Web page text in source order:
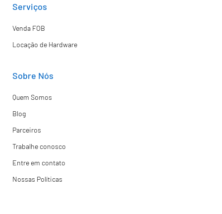
Serviços
Venda FOB
Locação de Hardware
Sobre Nós
Quem Somos
Blog
Parceiros
Trabalhe conosco
Entre em contato
Nossas Políticas